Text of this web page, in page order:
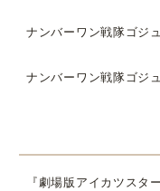
ナンバーワン戦隊ゴジ
ナンバーワン戦隊ゴジ
『劇場版アイカツス